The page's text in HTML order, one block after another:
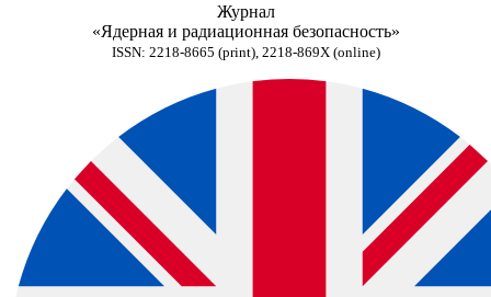
Журнал
«Ядерная и радиационная безопасность»
ISSN: 2218-8665 (print), 2218-869X (online)